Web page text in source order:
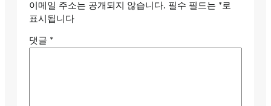
이메일 주소는 공개되지 않습니다. 필수 필드는 *로
표시됩니다
댓글 *